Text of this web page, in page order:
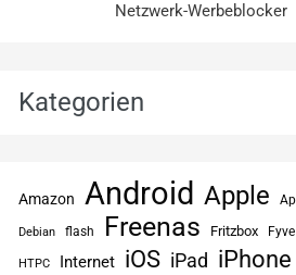
Netzwerk-Werbeblocker
Kategorien
Amazon Android Apple
Debian flash Freenas Fritzbox Fyve
HTPC Internet iOS iPad iPhone